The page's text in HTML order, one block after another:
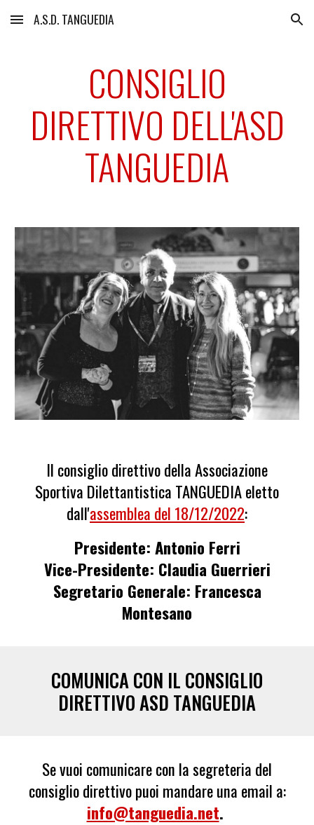
Skip to main content Skip to navigation
A.S.D. TANGUEDIA
CONSIGLIO
DIRETTIVO DELL'ASD
TANGUEDIA
Il consiglio direttivo della Associazione
Sportiva Dilettantistica TANGUEDIA eletto
dall'assemblea del 18/12/2022:
Presidente: Antonio Ferri
Vice-Presidente: Claudia Guerrieri
Segretario Generale: Francesca
Montesano
COMUNICA CON IL CONSIGLIO
DIRETTIVO ASD TANGUEDIA
Se vuoi comunicare con la segreteria del
consiglio direttivopuoi mandareuna email a:
info@tanguedia.net.